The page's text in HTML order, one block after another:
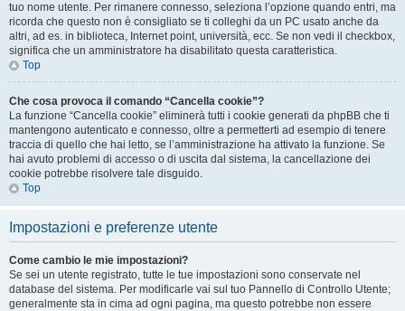
tuo nome utente. Per rimanere connesso, seleziona l’opzione quando entri, ma
ricorda che questo non è consigliato se ti colleghi da un PC usato anche da
altri, ad es. in biblioteca, Internet point, università, ecc. Se non vedi il checkbox,
significa che un amministratore ha disabilitato questa caratteristica.
Top
Che cosa provoca il comando “Cancella cookie”?
La funzione “Cancella cookie” eliminerà tutti i cookie generati da phpBB che ti
mantengono autenticato e connesso, oltre a permetterti ad esempio di tenere
traccia di quello che hai letto, se l’amministrazione ha attivato la funzione. Se
hai avuto problemi di accesso o di uscita dal sistema, la cancellazione dei
cookie potrebbe risolvere tale disguido.
Top
Impostazioni e preferenze utente
Come cambio le mie impostazioni?
Se sei un utente registrato, tutte le tue impostazioni sono conservate nel
database del sistema. Per modificarle vai sul tuo Pannello di Controllo Utente;
generalmente sta in cima ad ogni pagina, ma questo potrebbe non essere